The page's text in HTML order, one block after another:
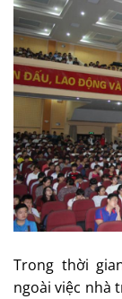
Trong thời
ngoài việc nhà